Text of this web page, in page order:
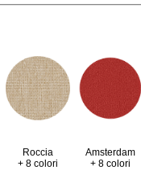
Roccia
+ 8 colori
Amsterdam
+ 8 colori